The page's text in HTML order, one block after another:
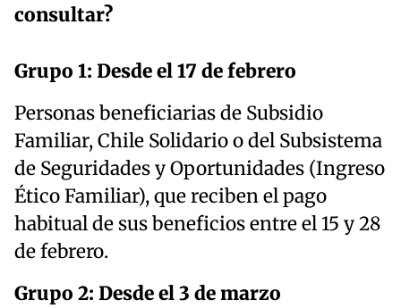
consultar?
Grupo 1: Desde el 17 de febrero
Personas beneficiarias de Subsidio
Familiar, Chile Solidario o del Subsistema
de Seguridades y Oportunidades (Ingreso
Ético Familiar), que reciben el pago
habitual de sus beneficios entre el 15 y 28
de febrero.
Grupo 2: Desde el 3 de marzo